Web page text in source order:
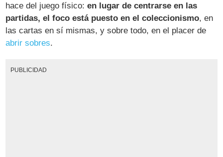
hace del juego físico:en lugar de centrarse en las
partidas, el foco está puesto en el coleccionismo, en
las cartas en sí mismas, y sobre todo, en el placer de
abrir sobres.
PUBLICIDAD